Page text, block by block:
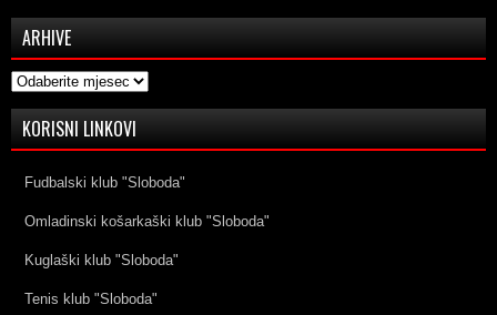
ARHIVE
Arhive
KORISNI LINKOVI
Fudbalski klub "Sloboda"
Omladinski košarkaški klub "Sloboda"
Kuglaški klub "Sloboda"
Tenis klub "Sloboda"